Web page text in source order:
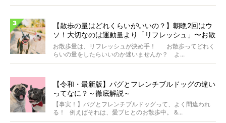
【散歩の量はどれくらいがいいの？】朝晩2回はウ
ソ！大切なのは運動量より「リフレッシュ」〜お散
歩にまつわる疑問FAQつき〜
お散歩量は、リフレッシュが決め手！ お散歩ってどれく
らいの量をしたらいいのか迷いませんか？ よ...
【令和・最新版】パグとフレンチブルドッグの違い
ってなに？～徹底解説～
【事実！】パグとフレンチブルドッグって、よく間違われ
る！ 例えばそれは、愛ブヒとのお散歩中。 &...